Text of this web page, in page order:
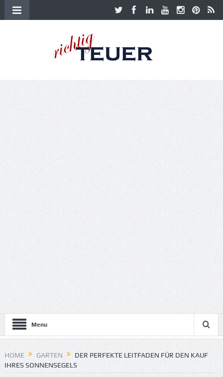
Menu
HOME GARTEN
DER PERFEKTE LEITFADEN FÜR DEN KAUF
IHRES SONNENSEGELS